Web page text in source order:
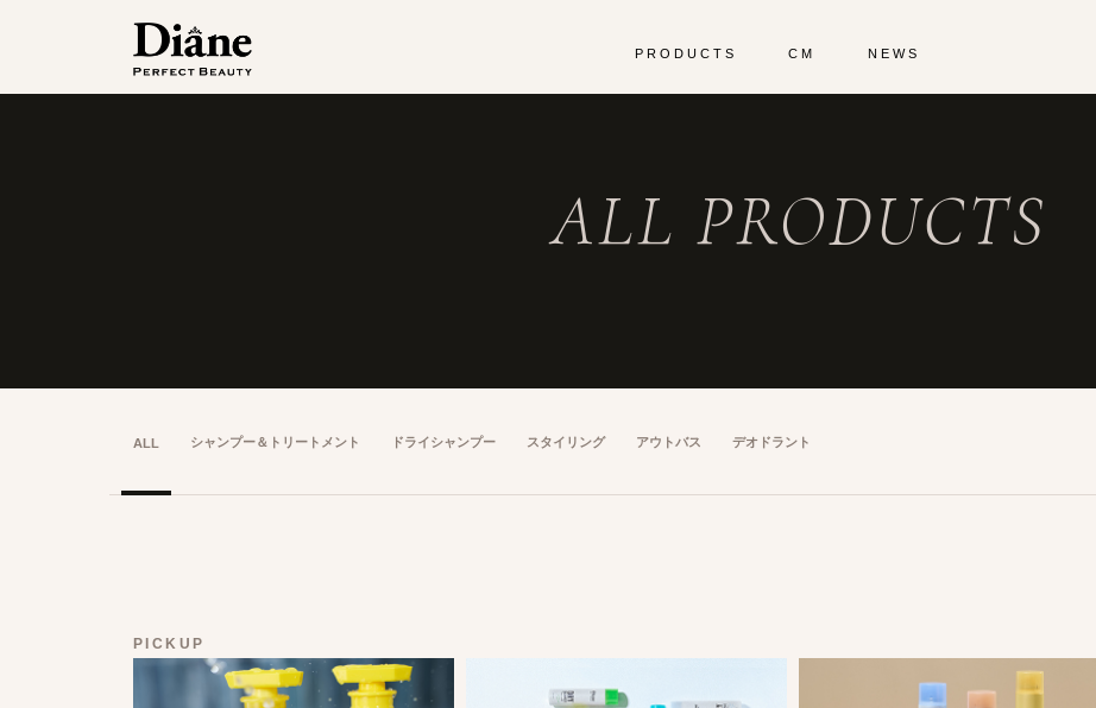
PRODUCTS CM NEWS
ALL PRODUCTS
ALL シャンプー＆ トリートメント ドライシャンプー スタイリング アウトバス デオドラント
PICKUP